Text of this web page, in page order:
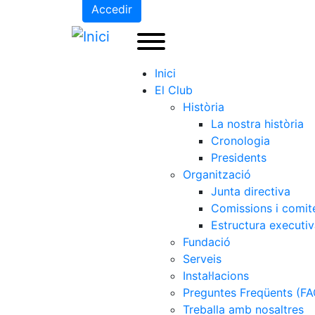
Accedir
Inici
El Club
Història
La nostra història
Cronologia
Presidents
Organització
Junta directiva
Comissions i
Estructura
Fundació
Serveis
Instal·lacions
Preguntes Freqüents
Treballa amb nosaltres